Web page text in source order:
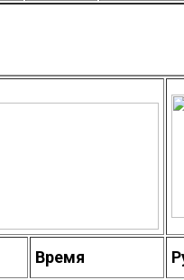
Время